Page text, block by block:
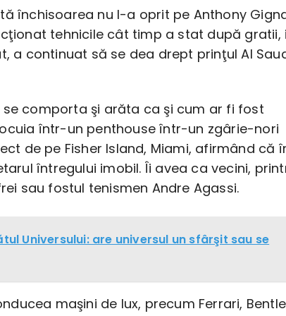
închisoarea nu l-a oprit pe Anthony
tehnicile cât timp a stat după gratii,
a continuat să se dea drept prinţul Al
comporta şi arăta ca şi cum ar fi fost
într-un penthouse într-un zgârie-nori
de pe Fisher Island, Miami, afirmând că
întregului imobil. Îi avea ca vecini,
sau fostul tenismen Andre Agassi.
Universului: are universul un sfârşit sau se
maşini de lux, precum Ferrari,